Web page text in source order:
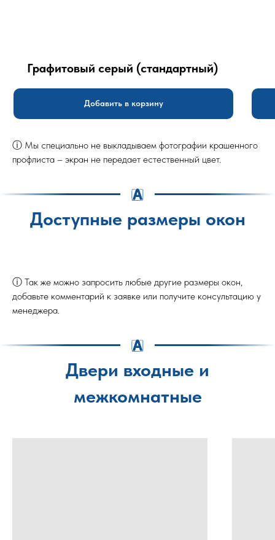
Графитовый серый (стандартный)
Добавить в корзину
ⓘ Мы специально не выкладываем фотографии крашенного
профлиста – экран не передает естественный цвет.
Доступные размеры окон
ⓘ Так же можно запросить любые другие размеры окон,
добавьте комментарий к заявке или получите консультацию у
менеджера.
Двери входные и
межкомнатные